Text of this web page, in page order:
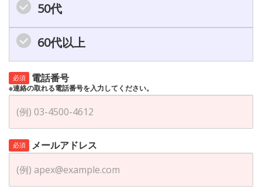
50代
60代以上
必須 電話番号
※連絡の取れる電話番号を入力してください。
必須 メールアドレス